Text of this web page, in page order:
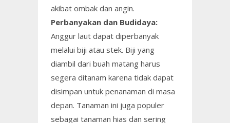
akibat ombak dan angin.
Perbanyakan dan Budidaya:
Anggur laut dapat diperbanyak
melalui biji atau stek. Biji yang
diambil dari buah matang harus
segera ditanam karena tidak dapat
disimpan untuk penanaman di masa
depan. Tanaman ini juga populer
sebagai tanaman hias dan sering